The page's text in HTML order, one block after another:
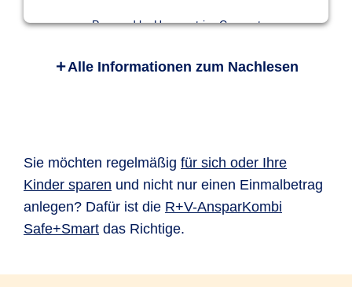
Powered byUsercentrics Consent
R+V-AnlageKombi Safe+Smart ist eine
den finanziellen Spielraum, sich auch spontan
Wünsche erfüllen zu können. Durch die
moderne Gestaltung können Sie aber
gleichzeitig von Renditechancen am
Vermögen flexibel an, haben aber trotzdem eine
Alle Informationen zum Nachlesen
Sie möchten regelmäßig für sich oder Ihre
Kinder sparen und nicht nur einen Einmalbetrag
anlegen? Dafür ist die R+V-AnsparKombi
Safe+Smart das Richtige.